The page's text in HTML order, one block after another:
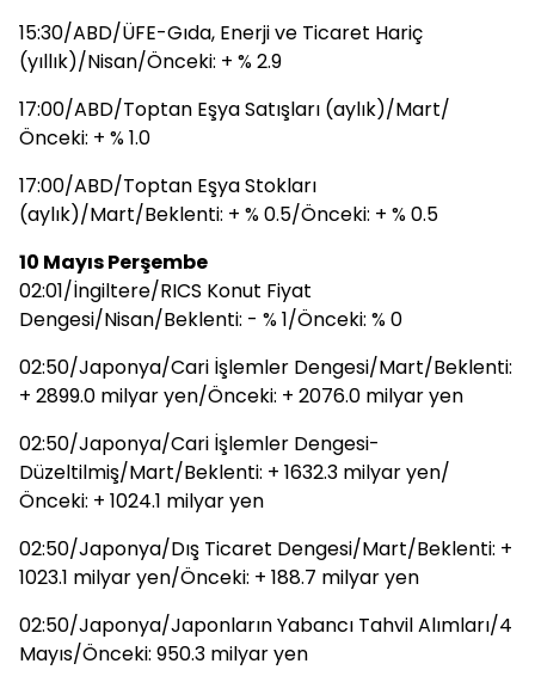
15:30/ABD/ÜFE-Gıda, Enerji ve Ticaret Hariç
(yıllık)/Nisan/Önceki: + % 2.9
17:00/ABD/Toptan Eşya Satışları (aylık)/Mart/
Önceki: + % 1.0
17:00/ABD/Toptan Eşya Stokları
(aylık)/Mart/Beklenti: + % 0.5/Önceki: + % 0.5
10 Mayıs Perşembe
02:01/İngiltere/RICS Konut Fiyat
Dengesi/Nisan/Beklenti: - % 1/Önceki: % 0
02:50/Japonya/Cari İşlemler Dengesi/Mart/Beklenti:
+ 2899.0 milyar yen/Önceki: + 2076.0 milyar yen
02:50/Japonya/Cari İşlemler Dengesi-
Düzeltilmiş/Mart/Beklenti: + 1632.3 milyar yen/
Önceki: + 1024.1 milyar yen
02:50/Japonya/Dış Ticaret Dengesi/Mart/Beklenti: +
1023.1 milyar yen/Önceki: + 188.7 milyar yen
02:50/Japonya/Japonların Yabancı Tahvil Alımları/4
Mayıs/Önceki: 950.3 milyar yen